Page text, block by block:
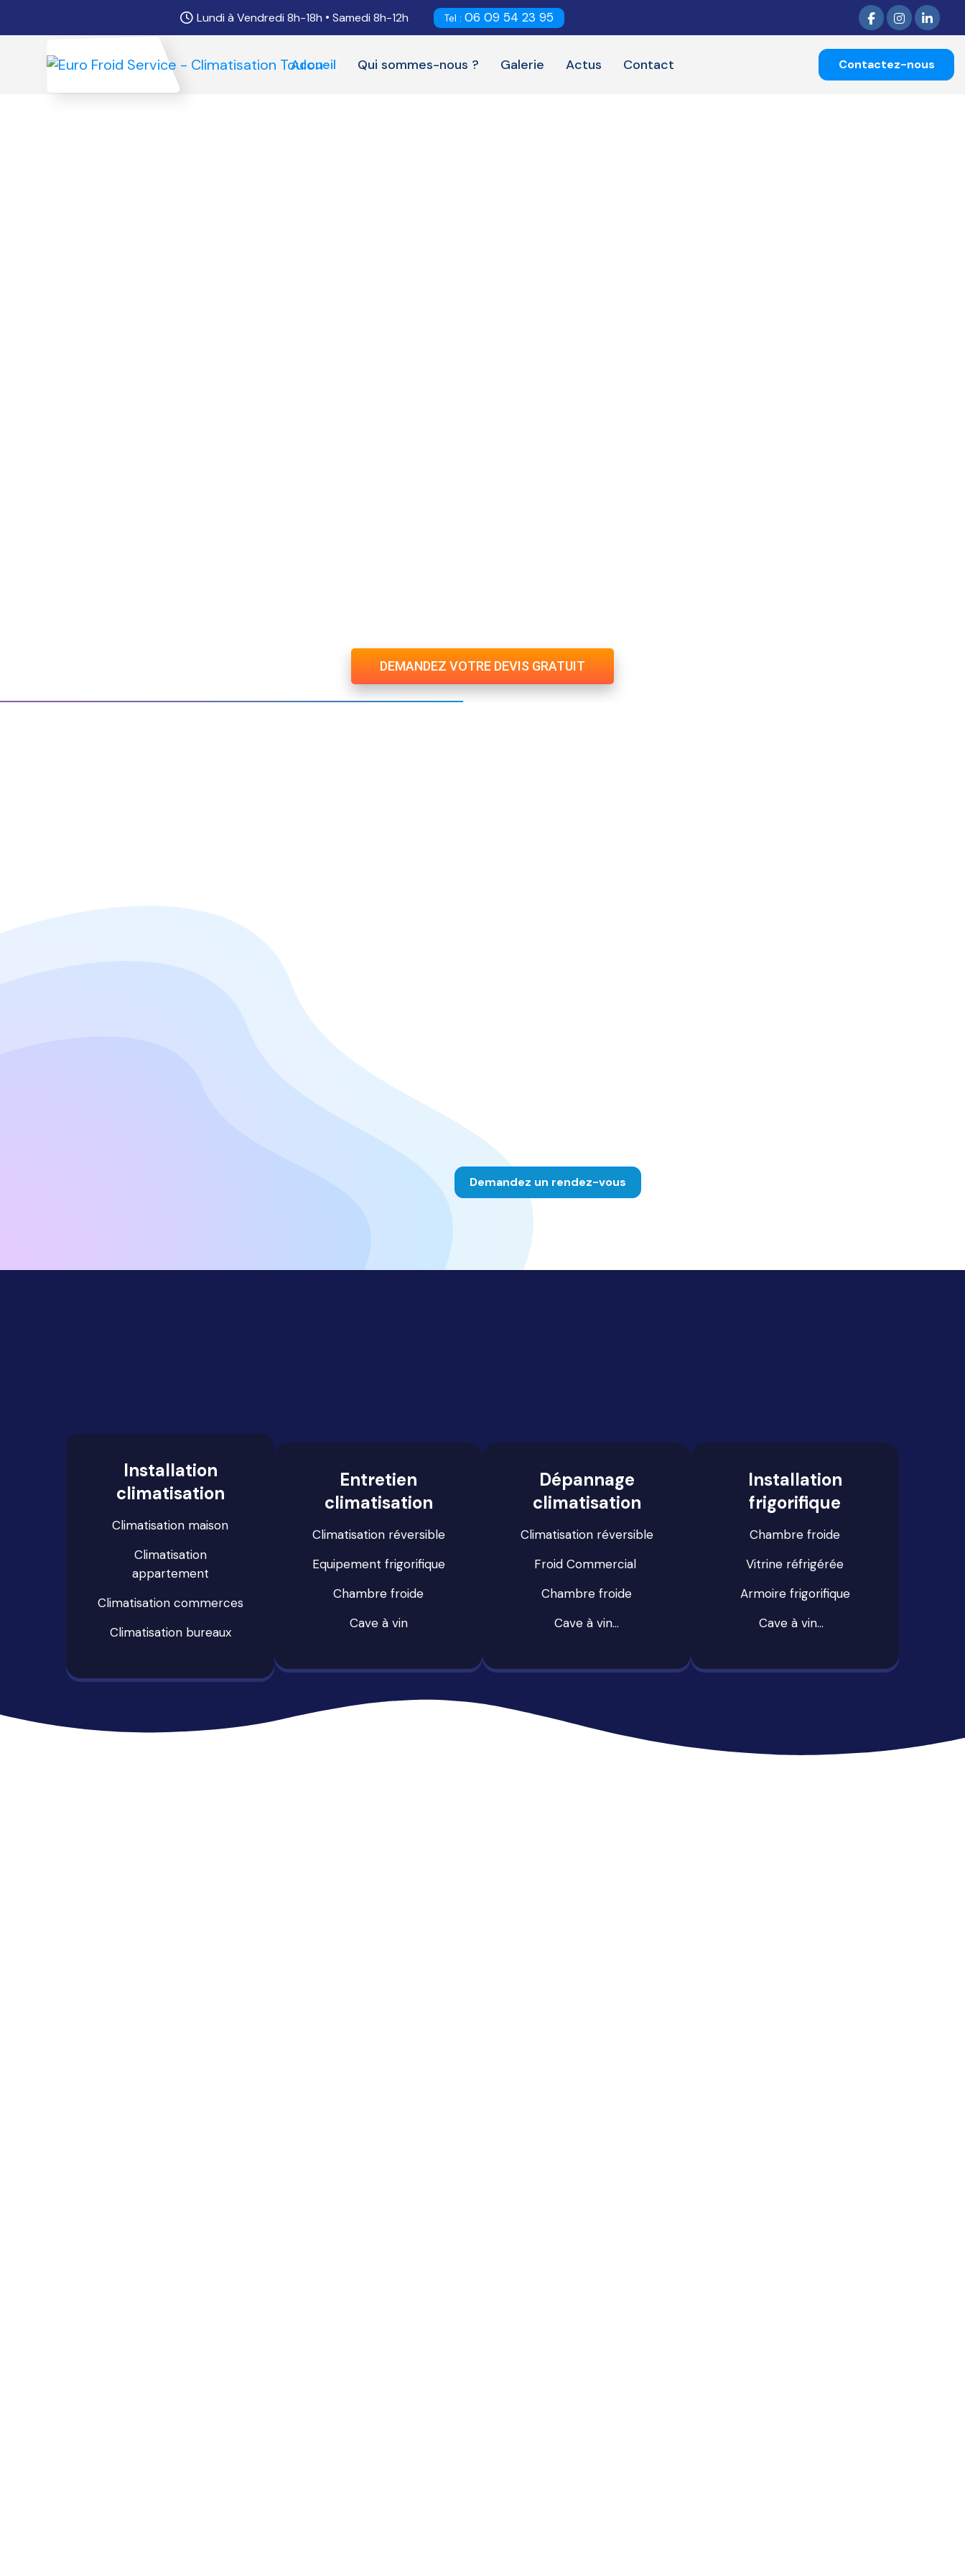
Lundi à Vendredi 8h-18h •Samedi 8h-12h Tel :06 09 54 23 95
Accueil Qui sommes-nous ? Galerie Actus Contact Contactez-nous
DEMANDEZ VOTRE DEVIS GRATUIT
Demandez un rendez-vous
Installation
climatisation
Climatisation maison
Climatisation
appartement
Climatisation commerces
Climatisation bureaux
Entretien
climatisation
Climatisation réversible
Equipement frigorifique
Chambre froide
Cave à vin
Dépannage
climatisation
Climatisation réversible
Froid Commercial
Chambre froide
Cave à vin…
Installation
frigorifique
Chambre froide
Vitrine réfrigérée
Armoire frigorifique
Cave à vin…